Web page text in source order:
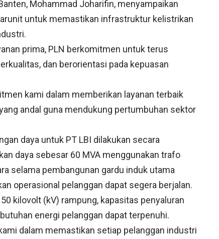
Mohammad Joharifin, menyampaikan
untuk memastikan infrastruktur kelistrikan
prima, PLN berkomitmen untuk terus
dan berorientasi pada kepuasan
kami dalam memberikan layanan terbaik
andal guna mendukung pertumbuhan sektor
daya untuk PT LBI dilakukan secara
daya sebesar 60 MVA menggunakan trafo
selama pembangunan gardu induk utama
operasional pelanggan dapat segera berjalan.
kilovolt (kV) rampung, kapasitas penyaluran
energi pelanggan dapat terpenuhi.
dalam memastikan setiap pelanggan industri